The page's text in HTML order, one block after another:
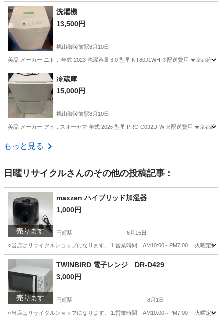
京都 京都市 四宮駅
洗濯機
13,500円
桃山御陵前駅8月10日
美品 メーカー ニトリ 年式 2023 洗濯容量 8.0 型番 NT80J1WH ※配送費用 ★京都府
京都 京都市 桃山御陵前駅
冷蔵庫
15,000円
桃山御陵前駅8月10日
美品 メーカー アイリスオーヤマ 年式 2026 型番 PRC-C092D-W ※配送費用 ★京都
京都 京都市
もっと見る
日曜リサイクルさんのその他の投稿記事：
売ります
maxzen ハイブリッド加湿器
1,000円
円町駅 6月15日
○当店はリサイクルショップになります。 1.営業時間 AM10:00～PM7:00 火曜定休
京都 京都市 季節、空調家電
売ります
TWINBIRD 電子レンジ DR-D429
3,000円
円町駅 8月1日
○当店はリサイクルショップになります。 1.営業時間 AM10:00～PM7:00 火曜定休